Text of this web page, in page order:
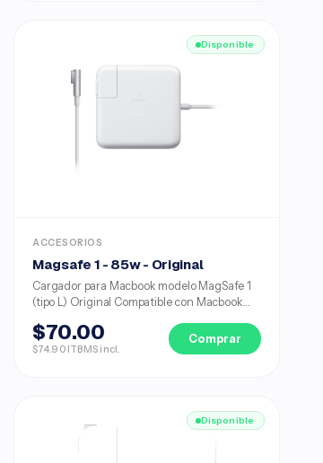
Disponible
ACCESORIOS
Magsafe 1 - 85w - Original
Cargador para Macbook modelo MagSafe 1
(tipo L) Original Compatible con Macbook...
$70.00
$74.90 ITBMS incl.
Comprar
Disponible